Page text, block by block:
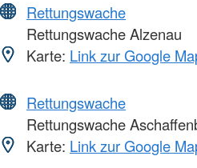
Rettungswache
Rettungswache Alzenau
Karte: Link zur Google
Rettungswache
Rettungswache
Karte: Link zur Google